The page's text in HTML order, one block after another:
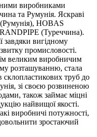
виробниками
та Румунія. Яскраві
(Румунія), HOBAS
(Туреччина).
завдяки вигідному
промисловості.
великим виробничим
розташуванню, стала
склопластикових труб до
зі своєю розвиненою
також займає міцні
найвищої якості.
виробничі потужності,
зростаючий